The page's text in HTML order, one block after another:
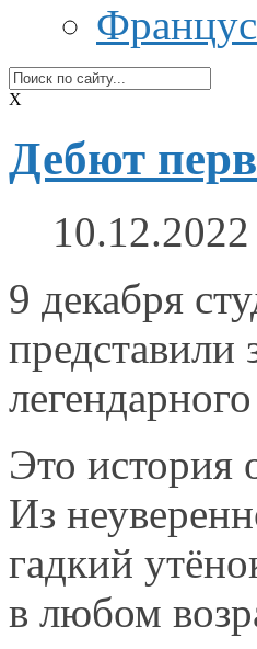
X
Дебют
10.12.2022
9 декабря
Это история
Из
гадкий
в любом